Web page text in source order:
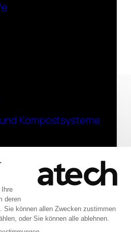
Kompostsysteme
Sie uns